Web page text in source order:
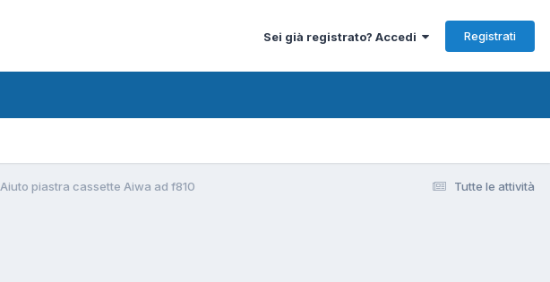
Sei già registrato? Accedi Registrati
Tutte le attività
Aiuto piastra cassette Aiwa ad f810